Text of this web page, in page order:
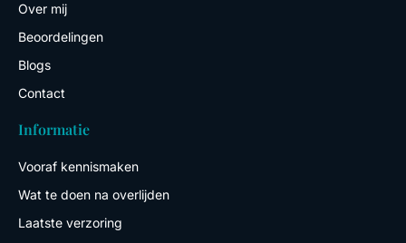
f
Over mij
Beoordelingen
Blogs
Contact
Informatie
Vooraf kennismaken
Wat te doen na overlijden
Laatste verzoring